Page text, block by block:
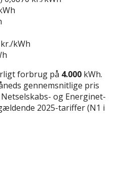
kWh
forbrug på 4.000 kWh.
gennemsnitlige pris
og Energinet-
2025-tariffer (N1 i